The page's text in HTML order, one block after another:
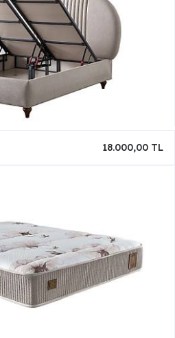
18.000,00 TL